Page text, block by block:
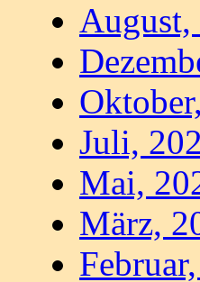
August,
Juli,
Mai,
März,